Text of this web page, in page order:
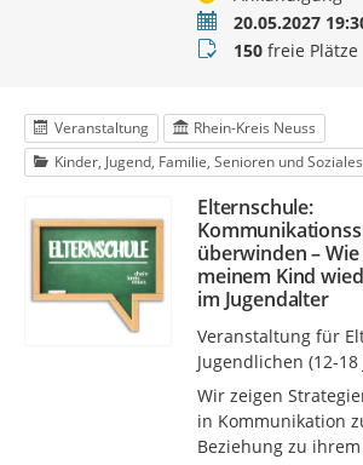
Termin20.05.2027
Buchungsstatus
150freie Plätze
Veranstaltung
Rhein-Kreis Neuss
Kinder, Jugend, Familie, Senioren und Soziales
Elternschule:
überwinden –
meinem Kind
im Jugendalter
Veranstaltung für
Jugendlichen (12-18
Wir zeigen
in Kommunikation
Beziehung zu